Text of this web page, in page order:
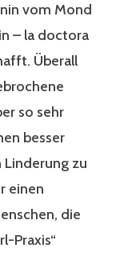
vom Mond
– la doctora
Überall
so sehr
besser
Linderung zu
einen
die
Praxis“